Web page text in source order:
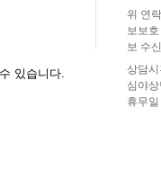
있습니다.
위 연
보보
보 수
상담
심야
휴무